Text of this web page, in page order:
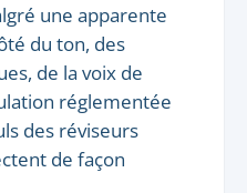
une apparente
du ton, des
de la voix de
réglementée
des réviseurs
de façon